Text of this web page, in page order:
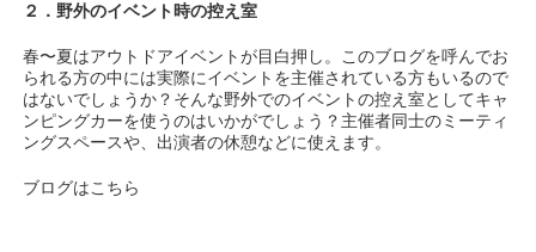
２．野外のイベント時の控え室
春〜夏はアウトドアイベントが目白押し。このブログを呼んでお
られる方の中には実際にイベントを主催されている方もいるので
はないでしょうか？そんな野外でのイベントの控え室としてキャ
ンピングカーを使うのはいかがでしょう？主催者同士のミーティ
ングスペースや、出演者の休憩などに使えます。
ブログはこちら